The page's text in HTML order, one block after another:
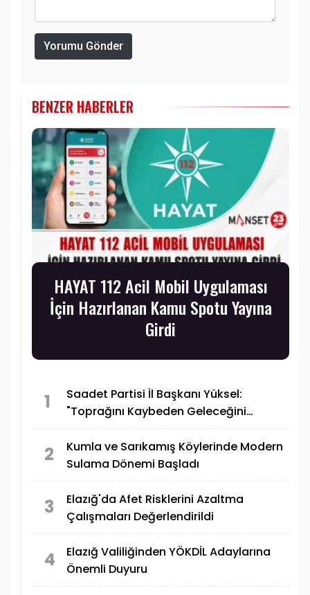
Yorumu Gönder
BENZER HABERLER
HAYAT 112 Acil Mobil Uygulaması
İçin Hazırlanan Kamu Spotu Yayına
Girdi
1
Saadet Partisi İl Başkanı Yüksel:
"Toprağını Kaybeden Geleceğini
2
Kumla ve Sarıkamış Köylerinde Modern
Sulama Dönemi Başladı
3
Elazığ'da Afet Risklerini Azaltma
Çalışmaları Değerlendirildi
4
Elazığ Valiliğinden YÖKDİL Adaylarına
Önemli Duyuru